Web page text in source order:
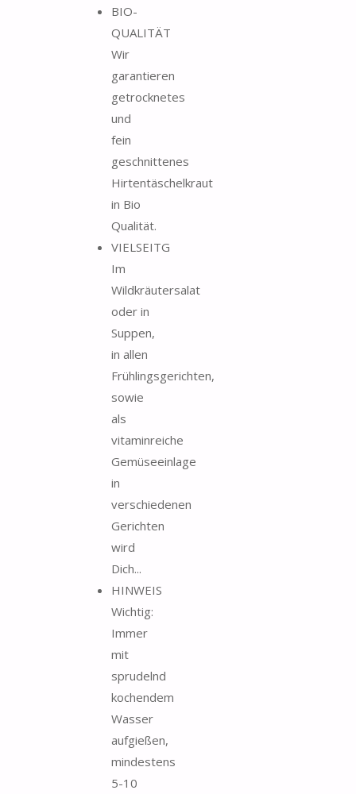
BIO-
QUALITÄT
Wir
garantieren
getrocknetes
und
fein
geschnittenes
Hirtentäschelkraut
in Bio
Qualität.
VIELSEITG
Im
Wildkräutersalat
oder in
Suppen,
in allen
Frühlingsgerichten,
sowie
als
vitaminreiche
Gemüseeinlage
in
verschiedenen
Gerichten
wird
Dich...
HINWEIS
Wichtig:
Immer
mit
sprudelnd
kochendem
Wasser
aufgießen,
mindestens
5-10